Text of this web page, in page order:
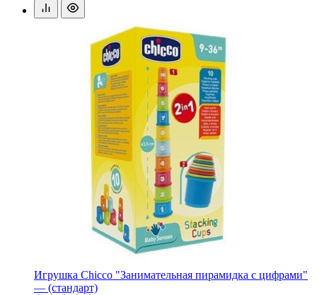
Игрушка Chicco "Занимательная пирамидка с цифрами"
— (стандарт)